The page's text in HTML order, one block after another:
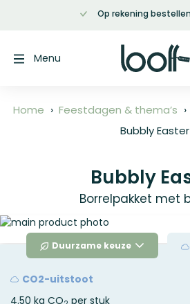
inhoud
Op rekening
Menu
Home Feestdagen & thema’s
Bubbly Easter
Bubbly
Borrelpakket met
Ga
van
Duurzame keuze
CO2-uitstoot
4.50 kg CO per stuk